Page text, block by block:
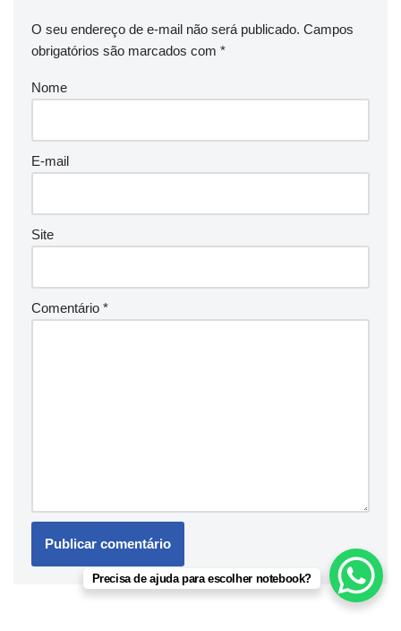
O seu endereço de e-mail não será publicado. Campos
obrigatórios são marcados com *
Nome
E-mail
Site
Comentário *
Precisa de ajuda para escolher notebook?